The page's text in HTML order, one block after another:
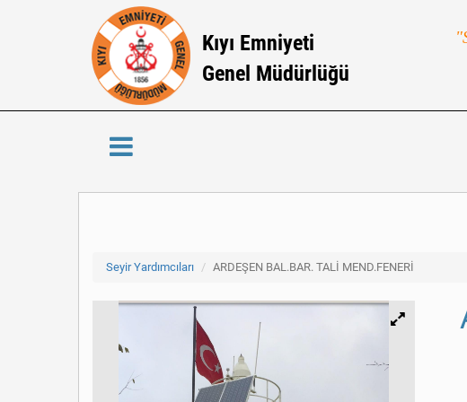
Kıyı Emniyeti
Genel Müdürlüğü
Seyir Yardımcıları ARDEŞEN BAL.BAR. TALİ MEND.FENERİ